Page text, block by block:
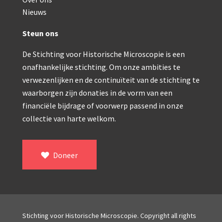
Watson & Sons, No. 1 ‘Van Heurck’ (ca. 1900)
Reichert (ca. 1925)
Winkel, statief BTC (1955-1957)
ROW, schoolmicroscoop (1955-1965)
Troughton & Simms, McArthur type (1959-
Bleeker, statief R (ca. 1965)
Nieuws
Steun ons
De Stichting voor Historische Microscopie is een
onafhankelijke stichting. Om onze ambities te
verwezenlijken en de continuïteit van de stichting te
waarborgen zijn donaties in de vorm van een
financiële bijdrage of voorwerp passend in onze
collectie van harte welkom.
Doneer
Stichting voor Historische Microscopie. Copyright all rights